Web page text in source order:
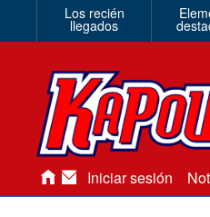
Los recién
llegados
Iniciar sesión